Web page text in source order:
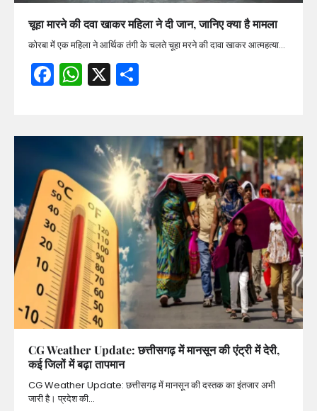
चूहा मारने की दवा खाकर महिला ने दी जान, जानिए क्या है मामला
कोरबा में एक महिला ने आर्थिक तंगी के चलते चूहा मरने की दावा खाकर आत्महत्या…
Facebook
WhatsApp
X
CG Weather Update: छत्तीसगढ़ में मानसून की एंट्री में देरी,
कई जिलों में बढ़ा तापमान
CG Weather Update: छत्तीसगढ़ में मानसून की दस्तक का इंतजार अभी
जारी है। प्रदेश की…